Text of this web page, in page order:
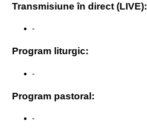
Transmisiune în direct (LIVE):
-
Program liturgic:
-
Program pastoral:
-